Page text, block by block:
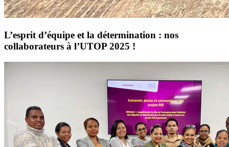
L’esprit d’équipe et la détermination : nos
collaborateurs à l’UTOP 2025 !